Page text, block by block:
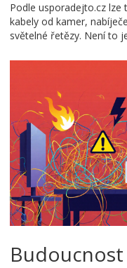
Podle usporadejto.cz lze
kabely od kamer,
světelné řetězy. Není to